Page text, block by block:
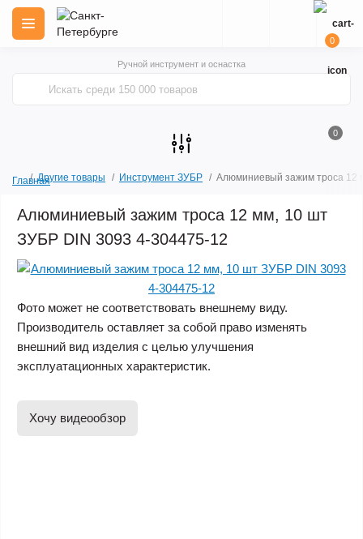
Ручной инструмент и оснастка
0
0
ГлавнаяДругие товары Инструмент ЗУБР Алюминиевый зажим троса 12
Алюминиевый зажим троса 12 мм, 10 шт
ЗУБР DIN 3093 4-304475-12
Фото может не соответствовать внешнему виду.
Производитель оставляет за собой право изменять
внешний вид изделия с целью улучшения
эксплуатационных характеристик.
Хочу видеообзор